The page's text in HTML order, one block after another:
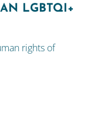
LGBTQI+
rights of